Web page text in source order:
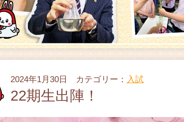
2024年1月30日 カテゴリー： 入試
22期生出陣！